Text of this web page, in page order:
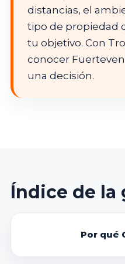
distancias, el
tipo de propiedad
tu objetivo. Con
conocer
una decisión.
Índice de la
Por qué